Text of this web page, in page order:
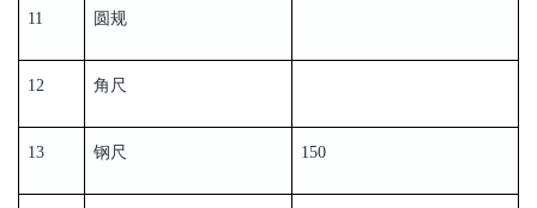
11 圆规
12 角尺
13 钢尺 150